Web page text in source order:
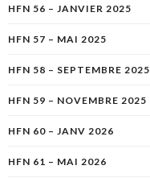
HFN 56 – JANVIER 2025
HFN 57 – MAI 2025
HFN 58 – SEPTEMBRE 2025
HFN 59 – NOVEMBRE 2025
HFN 60 – JANV 2026
HFN 61 – MAI 2026